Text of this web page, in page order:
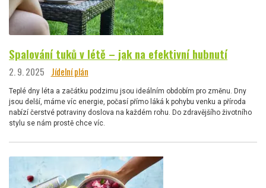
Spalování tuků v létě – jak na efektivní hubnutí
2. 9. 2025 Jídelní plán
Teplé dny léta a začátku podzimu jsou ideálním obdobím pro změnu. Dny
jsou delší, máme víc energie, počasí přímo láká k pohybu venku a příroda
nabízí čerstvé potraviny doslova na každém rohu. Do zdravějšího životního
stylu se nám prostě chce víc.